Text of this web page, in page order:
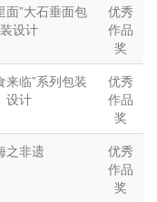
面”大石垂面包
装设计
优秀
作品
奖
来临”系列包装
设计
优秀
作品
奖
之非遗
优秀
作品
奖